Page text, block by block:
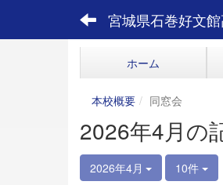
宮城県石巻好文
ホーム
本校概要 同窓会
2026年4月の
2026年4月 10件